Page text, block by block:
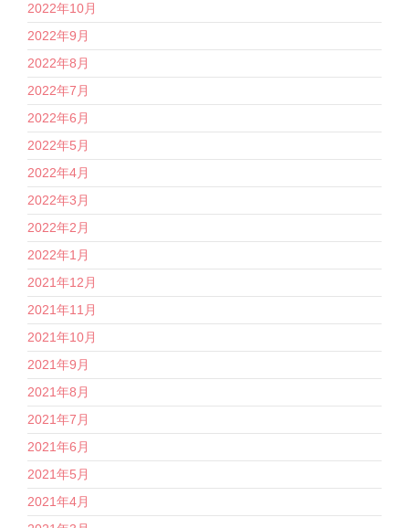
2022年10月
2022年9月
2022年8月
2022年7月
2022年6月
2022年5月
2022年4月
2022年3月
2022年2月
2022年1月
2021年12月
2021年11月
2021年10月
2021年9月
2021年8月
2021年7月
2021年6月
2021年5月
2021年4月